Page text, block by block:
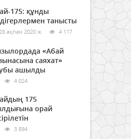
175: құнды
танысты
ақпан 2020 ж. 4 117
«Абай
саяхат»
ашылды
4 024
175
орай
3 894